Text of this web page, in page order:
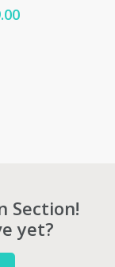
Section!
yet?